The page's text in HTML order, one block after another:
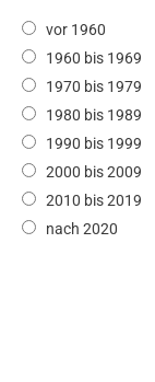
vor 1960
1960 bis 1969
1970 bis 1979
1980 bis 1989
1990 bis 1999
2000 bis 2009
2010 bis 2019
nach 2020